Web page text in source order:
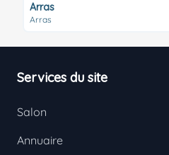
Arras
Arras
Services du site
Salon
Annuaire